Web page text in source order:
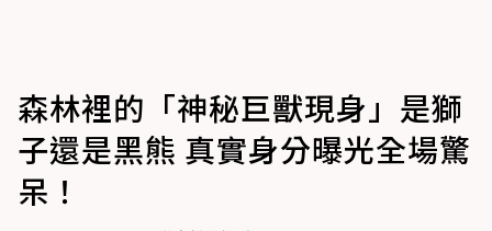
森林裡的「神秘巨獸現身」是獅
子還是黑熊 真實身分曝光全場驚
呆！